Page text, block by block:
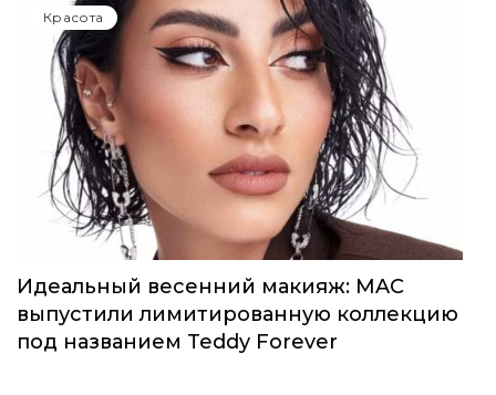
Красота
Идеальный весенний макияж: MAC
выпустили лимитированную коллекцию
под названием Teddy Forever